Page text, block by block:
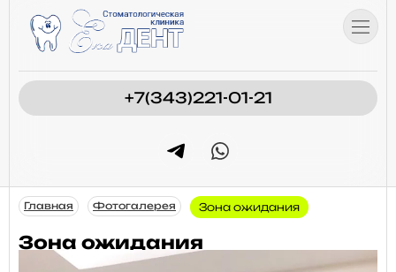
+7(343)221-01-21
Главная Фотогалерея Зона ожидания
Зона ожидания